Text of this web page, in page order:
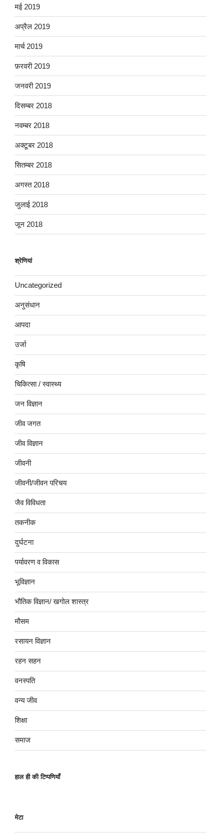
मई 2019
अप्रैल 2019
मार्च 2019
फ़रवरी 2019
जनवरी 2019
दिसम्बर 2018
नवम्बर 2018
अक्टूबर 2018
सितम्बर 2018
अगस्त 2018
जुलाई 2018
जून 2018
श्रेणियां
Uncategorized
अनुसंधान
आपदा
उर्जा
कृषि
चिकित्सा / स्वास्थ्य
जन विज्ञान
जीव जगत
जीव विज्ञान
जीवनी
जीवनी/जीवन परिचय
जैव विविधता
तकनीक
दुर्घटना
पर्यावरण व विकास
भूविज्ञान
भौतिक विज्ञान/ खगोल शास्त्र
मौसम
रसायन विज्ञान
रहन सहन
वनस्पति
वन्य जीव
शिक्षा
समाज
हाल ही की टिप्पणियाँ
मेटा